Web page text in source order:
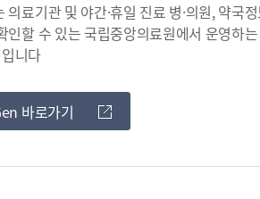
료기관 및 야간·휴일 진료 병·의원, 약국
인할 수 있는 국립중앙의료원에서 운영하는
니다
바로가기